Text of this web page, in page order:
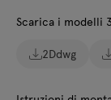
Scarica i modelli
2Ddwg